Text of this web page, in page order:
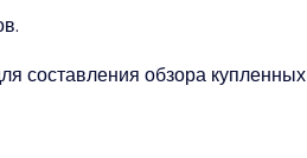
составления обзора купленных